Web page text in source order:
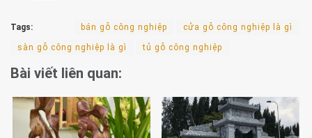
Tags: bán gỗ công nghiệp cửa gỗ công nghiệp là gì
sàn gỗ công nghiệp là gì tủ gỗ công nghiệp
Bài viết liên quan: